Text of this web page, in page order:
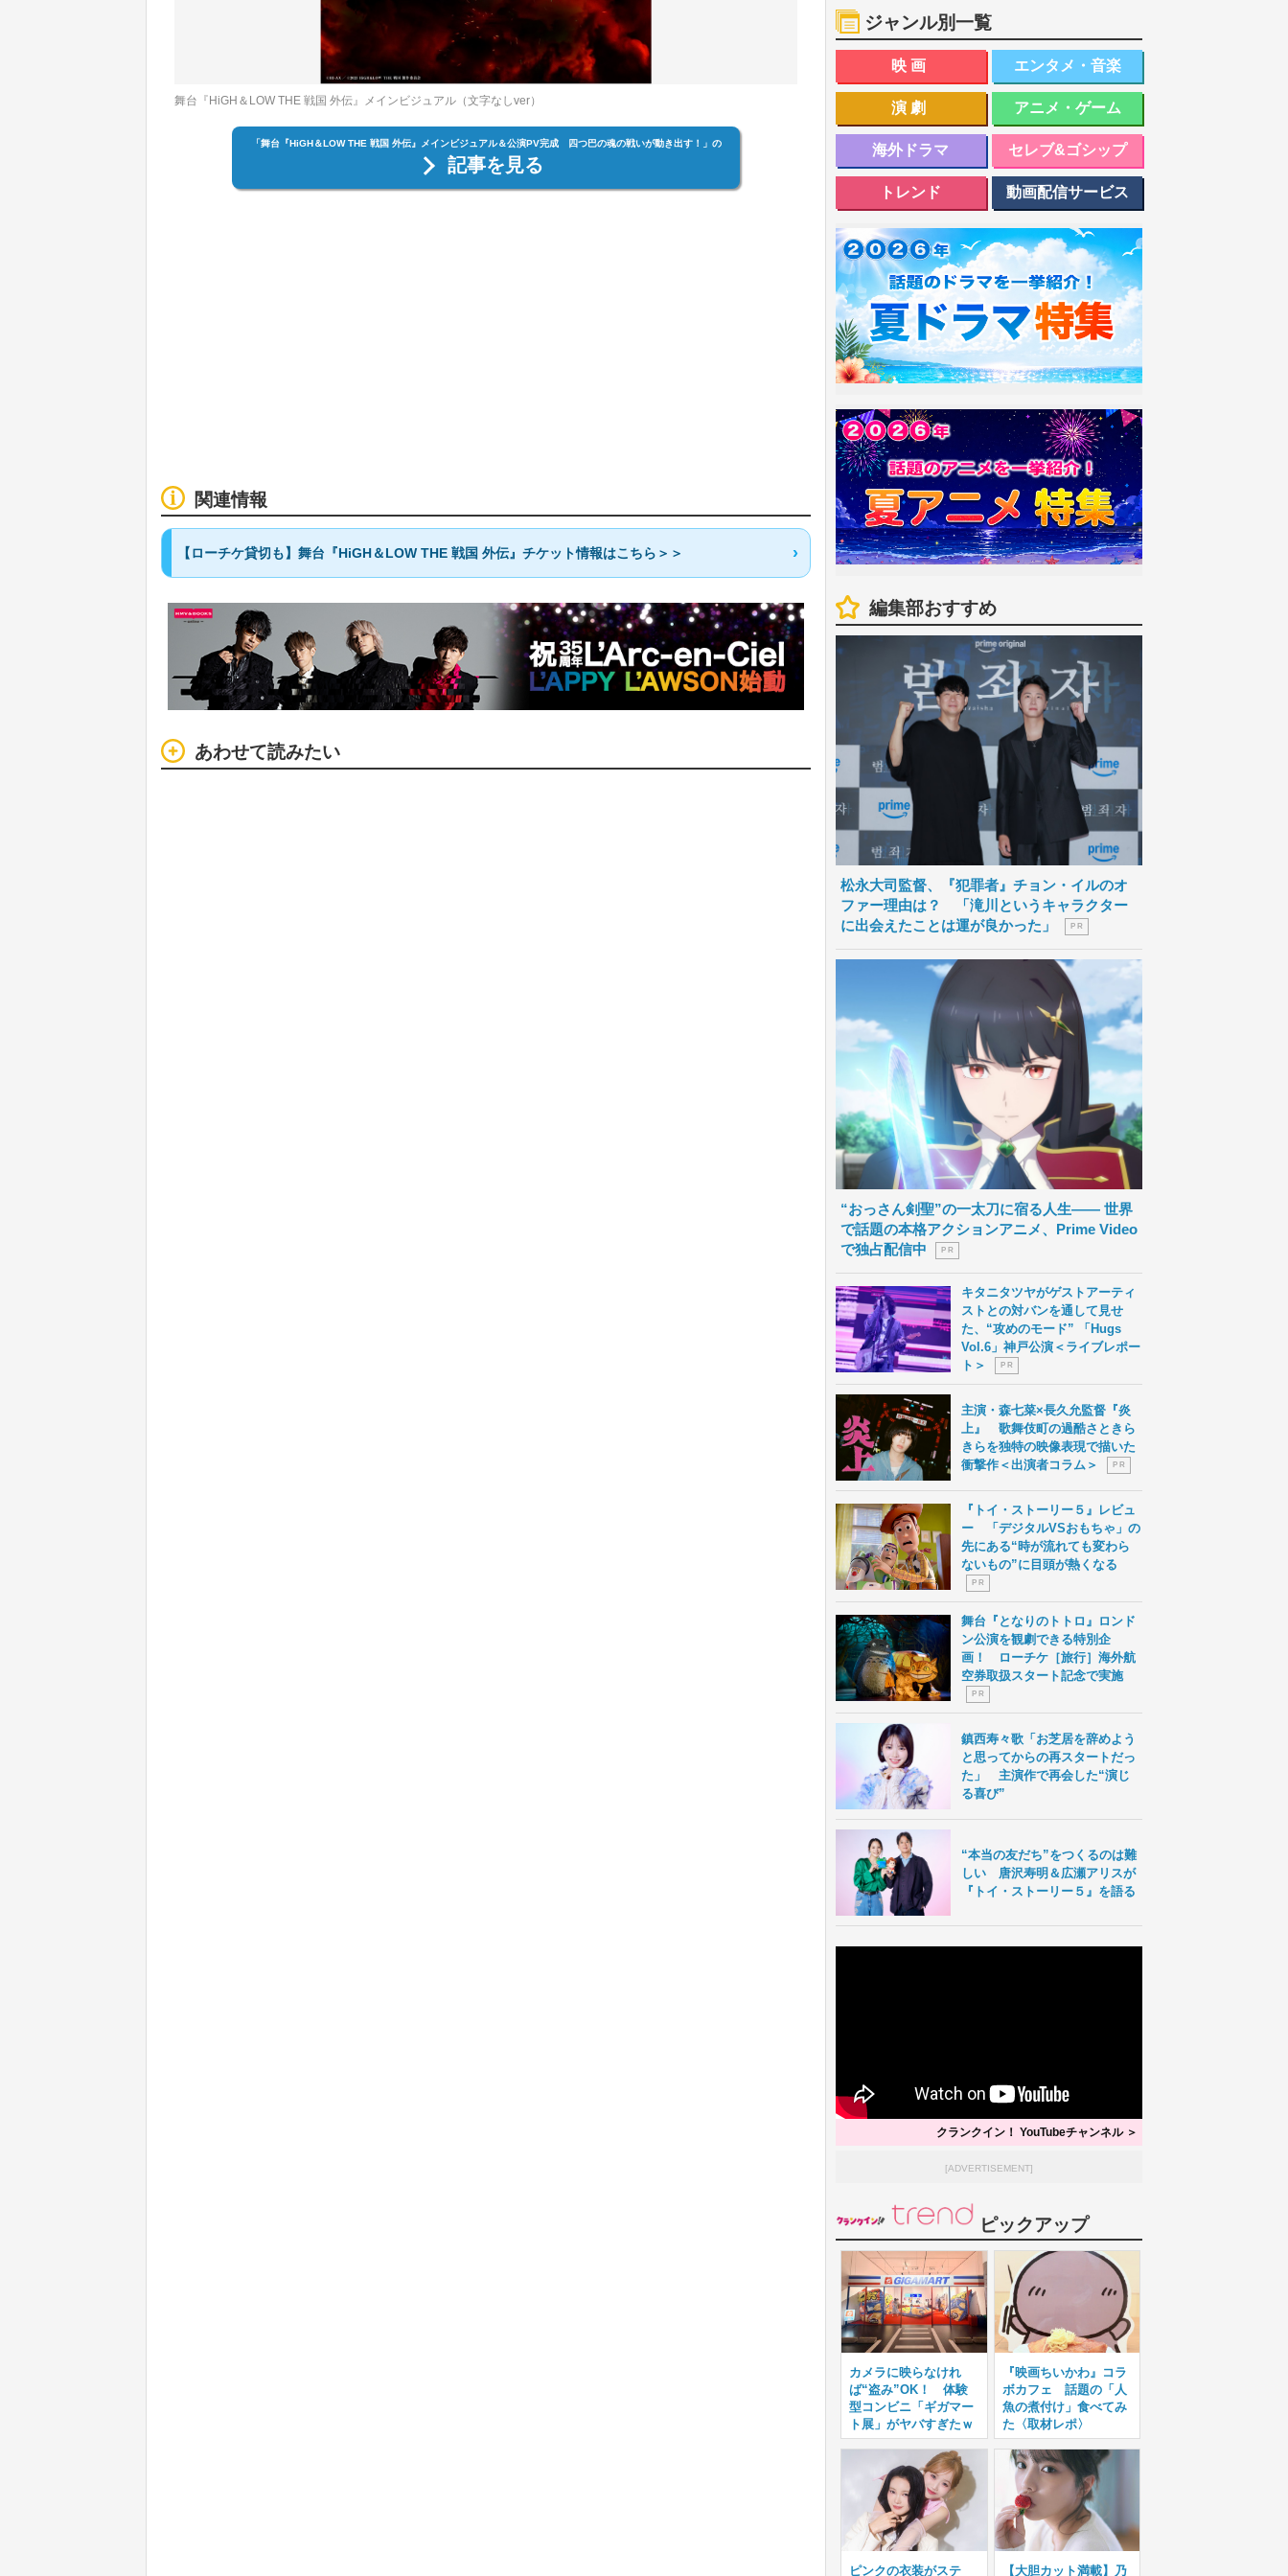
舞台『HiGH＆LOW THE 戦国 外伝』メインビジュアル（文字なしver）
「舞台『HiGH＆LOW THE 戦国 外伝』メインビジュアル＆公演PV完成 四つ巴の魂の戦いが動き出す！」の
記事を見る
関連情報
【ローチケ貸切も】舞台『HiGH＆LOW THE 戦国 外伝』チケット情報はこちら＞＞
あわせて読みたい
ジャンル別一覧
映画 エンタメ・音楽
演劇 アニメ・ゲーム
海外ドラマ セレブ&ゴシップ
トレンド 動画配信サービス
編集部おすすめ
松永大司監督、『犯罪者』チョン・イルのオ
ファー理由は？ 「滝川というキャラクター
に出会えたことは運が良かった」
P R
“おっさん剣聖”の一太刀に宿る人生―― 世界
で話題の本格アクションアニメ、Prime Video
で独占配信中
P R
キタニタツヤがゲストアーティ
ストとの対バンを通して見せ
た、“攻めのモード” 「Hugs
Vol.6」神戸公演＜ライブレポー
ト＞
P R
主演・森七菜×長久允監督『炎
上』 歌舞伎町の過酷さときら
きらを独特の映像表現で描いた
衝撃作＜出演者コラム＞
P R
『トイ・ストーリー５』レビュ
ー 「デジタルVSおもちゃ」の
先にある“時が流れても変わら
ないもの”に目頭が熱くなる
P R
舞台『となりのトトロ』ロンド
ン公演を観劇できる特別企
画！ ローチケ［旅行］海外航
空券取扱スタート記念で実施
P R
鎮西寿々歌「お芝居を辞めよう
と思ってからの再スタートだっ
た」 主演作で再会した“演じ
る喜び”
“本当の友だち”をつくるのは難
しい 唐沢寿明＆広瀬アリスが
『トイ・ストーリー５』を語る
クランクイン！ YouTubeチャンネル ＞
[ADVERTISEMENT]
ピックアップ
カメラに映らなけれ
ば“盗み”OK！ 体験
型コンビニ「ギガマー
ト展」がヤバすぎたｗ
『映画ちいかわ』コラ
ボカフェ 話題の「人
魚の煮付け」食べてみ
た〈取材レポ〉
ピンクの衣装がステ 【大胆カット満載】乃